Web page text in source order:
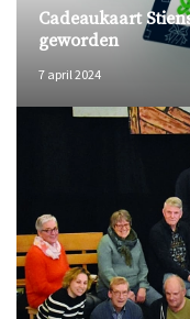
Cadeaukaart
geworden
7 april 2024